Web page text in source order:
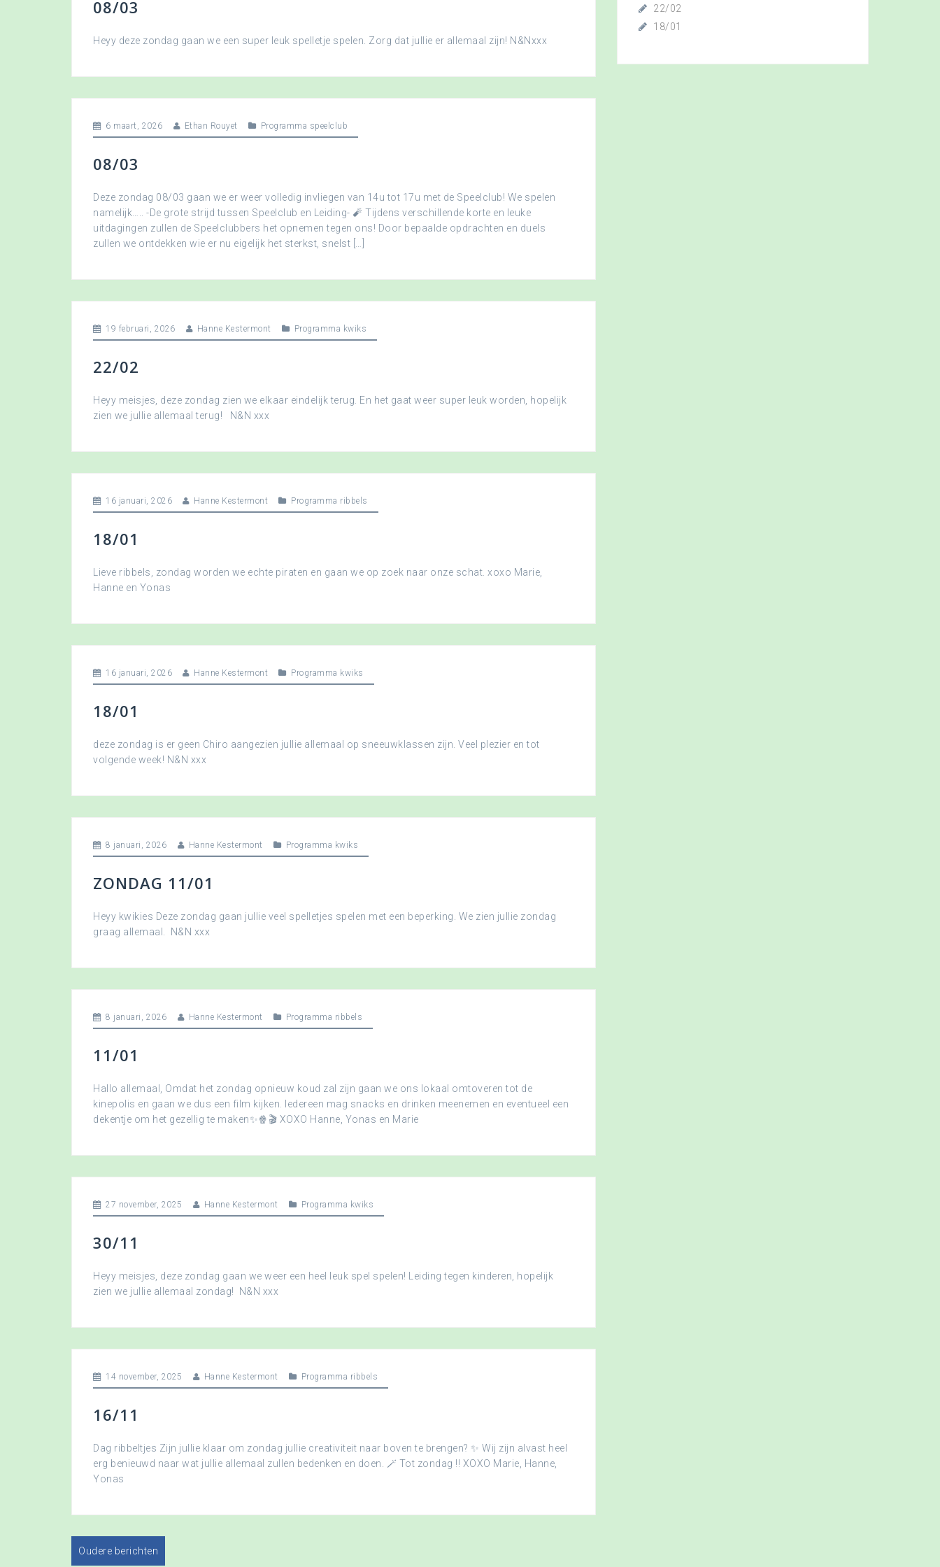
08/03
Heyy deze zondag gaan we een super leuk spelletje spelen. Zorg dat jullie er allemaal zijn! N&Nxxx
6 maart, 2026 Ethan Rouyet Programma speelclub
08/03
Deze zondag 08/03 gaan we er weer volledig invliegen van 14u tot 17u met de Speelclub! We spelen
namelijk….. -De grote strijd tussen Speelclub en Leiding- 🧨 Tijdens verschillende korte en leuke
uitdagingen zullen de Speelclubbers het opnemen tegen ons! Door bepaalde opdrachten en duels
zullen we ontdekken wie er nu eigelijk het sterkst, snelst […]
19 februari, 2026 Hanne Kestermont Programma kwiks
22/02
Heyy meisjes, deze zondag zien we elkaar eindelijk terug. En het gaat weer super leuk worden, hopelijk
zien we jullie allemaal terug! N&N xxx
16 januari, 2026 Hanne Kestermont Programma ribbels
18/01
Lieve ribbels, zondag worden we echte piraten en gaan we op zoek naar onze schat. xoxo Marie,
Hanne en Yonas
16 januari, 2026 Hanne Kestermont Programma kwiks
18/01
deze zondag is er geen Chiro aangezien jullie allemaal op sneeuwklassen zijn. Veel plezier en tot
volgende week! N&N xxx
8 januari, 2026 Hanne Kestermont Programma kwiks
ZONDAG 11/01
Heyy kwikies Deze zondag gaan jullie veel spelletjes spelen met een beperking. We zien jullie zondag
graag allemaal. N&N xxx
8 januari, 2026 Hanne Kestermont Programma ribbels
11/01
Hallo allemaal, Omdat het zondag opnieuw koud zal zijn gaan we ons lokaal omtoveren tot de
kinepolis en gaan we dus een film kijken. Iedereen mag snacks en drinken meenemen en eventueel een
dekentje om het gezellig te maken✨🍿🎬 XOXO Hanne, Yonas en Marie
27 november, 2025 Hanne Kestermont Programma kwiks
30/11
Heyy meisjes, deze zondag gaan we weer een heel leuk spel spelen! Leiding tegen kinderen, hopelijk
zien we jullie allemaal zondag! N&N xxx
14 november, 2025 Hanne Kestermont Programma ribbels
16/11
Dag ribbeltjes Zijn jullie klaar om zondag jullie creativiteit naar boven te brengen? ✨ Wij zijn alvast heel
erg benieuwd naar wat jullie allemaal zullen bedenken en doen. 🪄 Tot zondag !! XOXO Marie, Hanne,
Yonas
Oudere berichten
22/02
18/01